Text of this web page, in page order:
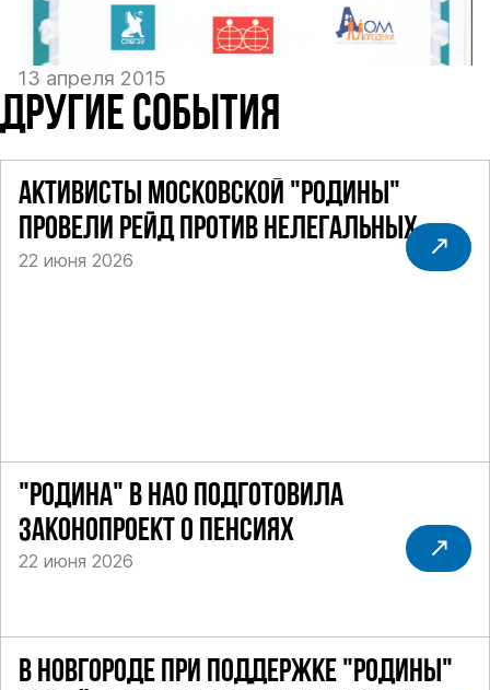
13 апреля 2015
ДРУГИЕ СОБЫТИЯ
АКТИВИСТЫ МОСКОВСКОЙ "РОДИНЫ"
ПРОВЕЛИ РЕЙД ПРОТИВ НЕЛЕГАЛЬНЫХ
ТАКСИ
22 июня 2026
"РОДИНА" В НАО ПОДГОТОВИЛА
ЗАКОНОПРОЕКТ О ПЕНСИЯХ
22 июня 2026
В НОВГОРОДЕ ПРИ ПОДДЕРЖКЕ "РОДИНЫ"